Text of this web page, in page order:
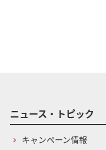
ニュース・トピック
キャンペーン情報